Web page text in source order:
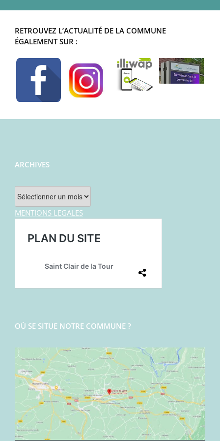
RETROUVEZ L’ACTUALITÉ DE LA COMMUNE
ÉGALEMENT SUR :
ARCHIVES
Archives
MENTIONS LEGALES
OÙ SE SITUE NOTRE COMMUNE ?